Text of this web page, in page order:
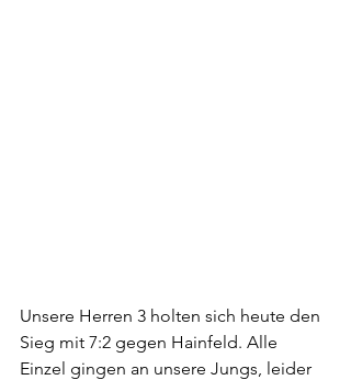
Unsere Herren 3 holten sich heute den
Sieg mit 7:2 gegen Hainfeld. Alle
Einzel gingen an unsere Jungs, leider